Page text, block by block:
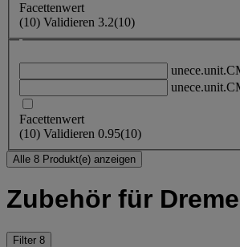
Facettenwert
(10) Validieren 3.2(10)
Facettenwert
(10) Validieren 0.95(10)
Alle 8 Produkt(e) anzeigen
Zubehör für
Filter 8